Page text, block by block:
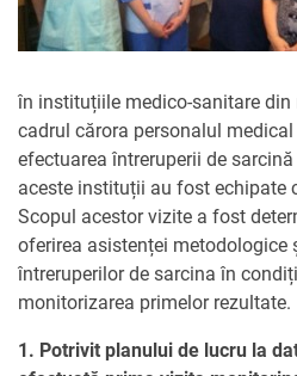
în instituțiile medico-sanitare din
cadrul cărora personalul
efectuarea întreruperii de
aceste instituții au fost echipate
Scopul acestor vizite a fost
oferirea asistenței metodologice
întreruperilor de sarcina în
monitorizarea primelor rezultate.
1. Potrivit planului de lucru la